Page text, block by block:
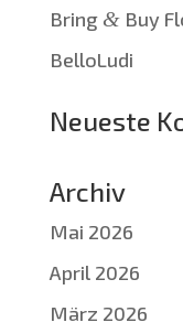
Bring &Buy
BelloLudi
Neueste
Archiv
Mai 2026
April 2026
März 2026